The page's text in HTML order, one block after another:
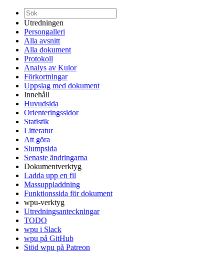
Utredningen
Persongalleri
Alla avsnitt
Alla dokument
Protokoll
Analys av Kulor
Förkortningar
Uppslag med dokument
Innehåll
Huvudsida
Orienteringssidor
Statistik
Litteratur
Att göra
Slumpsida
Senaste ändringarna
Dokumentverktyg
Ladda upp en fil
Massuppladdning
Funktionssida för dokument
wpu-verktyg
Utredningsanteckningar
TODO
wpu i Slack
wpu på GitHub
Stöd wpu på Patreon